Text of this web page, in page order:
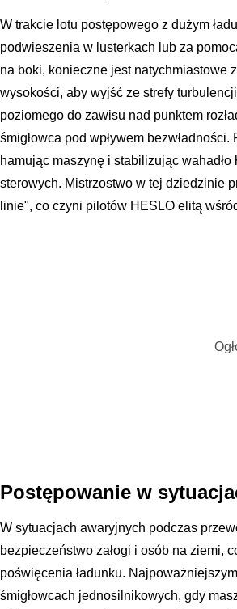
W trakcie lotu postępowego z dużym
podwieszenia w lusterkach lub za
na boki, konieczne jest natychmiastowe
wysokości, aby wyjść ze strefy
poziomego do zawisu nad punktem
śmigłowca pod wpływem
hamując maszynę i stabilizując
sterowych. Mistrzostwo w tej dziedzinie
linie", co czyni pilotów HESLO elitą
Postępowanie w
W sytuacjach awaryjnych podczas
bezpieczeństwo załogi i osób na ziemi,
poświęcenia ładunku.
śmigłowcach jednosilnikowych, gdy